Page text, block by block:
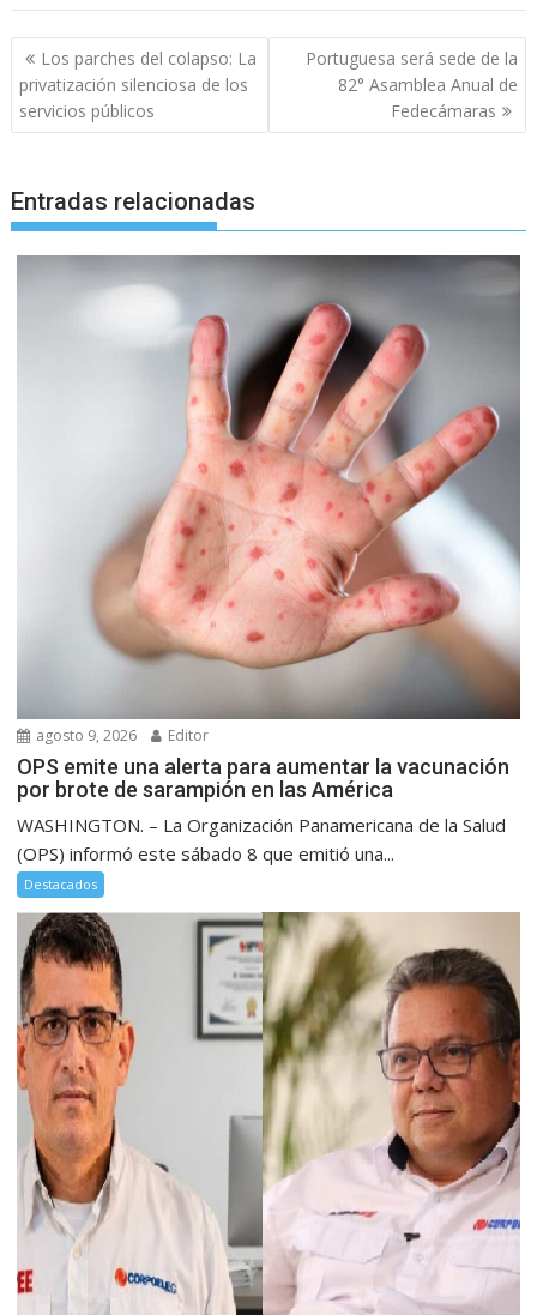
Navegación
de
entradas
Los parches del colapso: La
privatización silenciosa de los
servicios públicos
Portuguesa será sede de la
82° Asamblea Anual de
Fedecámaras
Entradas relacionadas
agosto 9, 2026 Editor
OPS emite una alerta para aumentar la vacunación
por brote de sarampión en las América
WASHINGTON. – La Organización Panamericana de la Salud
(OPS) informó este sábado 8 que emitió una...
Destacados